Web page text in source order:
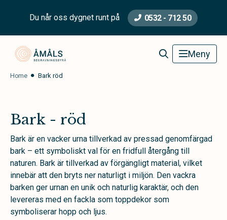
Du når oss dygnet runt på 0532 - 712 50
Åmåls Begravningsbyrå Meny
Home Bark röd
Bark - röd
Bark är en vacker urna tillverkad av pressad genomfärgad
bark – ett symboliskt val för en fridfull återgång till
naturen. Bark är tillverkad av förgängligt material, vilket
innebär att den bryts ner naturligt i miljön. Den vackra
barken ger urnan en unik och naturlig karaktär, och den
levereras med en fackla som toppdekor som
symboliserar hopp och ljus.